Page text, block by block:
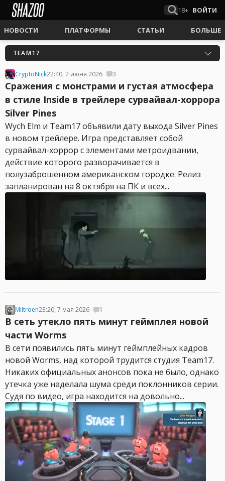
18+ ВОЙТИ
НОВОСТИ ПЛАТФОРМЫ СТАТЬИ БОЛЬШЕ
TEAM17
CryptoNick22:40, 2 июня 2026 3
Сражения с монстрами и густая атмосфера
в стиле Inside в трейлере сурвайвал-хоррора
Silver Pines
Wych Elm и Team17 объявили дату выхода Silver Pines
в новом трейлере. Игра представляет собой
сурвайвал-хоррор с элементами метроидвании,
действие которого разворачивается в
полузаброшенном американском городке. Релиз
запланирован на 8 октября на ПК и всех...
Miltroen23:20, 7 мая 2026 1
В сеть утекло пять минут геймплея новой
части Worms
В сети появились пять минут геймплейных кадров
новой Worms, над которой трудится студия Team17.
Никаких официальных анонсов пока не было, однако
утечка уже наделала шума среди поклонников серии.
Судя по видео, игра находится на довольно...